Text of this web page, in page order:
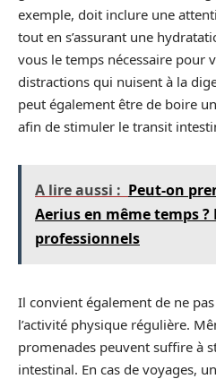
exemple, doit inclure une
tout en s’assurant une
vous le temps nécessaire pour
distractions qui nuisent à la
peut également être de boire
afin de stimuler le transit
A lire aussi : Peut-on
Aerius en même temps ?
professionnels
Il convient également de ne
l’activité physique régulière.
promenades peuvent suffire à
intestinal. En cas de voyages,